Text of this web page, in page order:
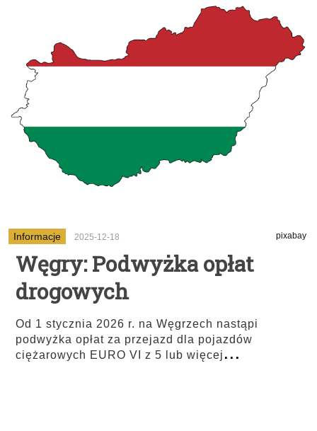
Informacje 2025-12-18 pixabay
Węgry: Podwyżka opłat
drogowych
Od 1 stycznia 2026 r. na Węgrzech nastąpi
podwyżka opłat za przejazd dla pojazdów
ciężarowych EURO VI z 5 lub więcej...